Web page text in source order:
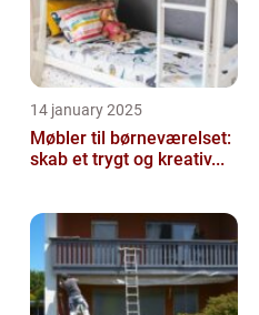
14 january 2025
Møbler til børneværelset:
skab et trygt og kreativ...